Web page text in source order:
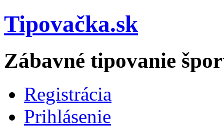
Tipovačka.sk
Zábavné tipovanie
Registrácia
Prihlásenie